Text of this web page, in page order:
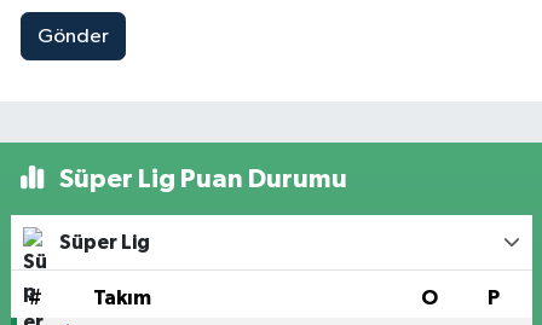
Gönder
Süper Lig Puan Durumu
Süper Lig
# Takım O P